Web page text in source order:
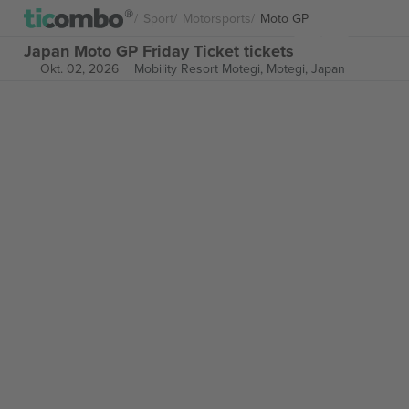
Sport Motorsports Moto GP
Japan Moto GP Friday Ticket tickets
Okt. 02, 2026 Mobility Resort Motegi, Motegi, Japan